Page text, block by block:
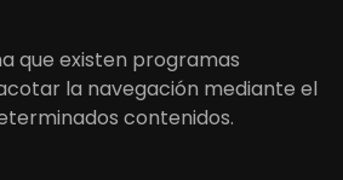
que existen programas
la navegación mediante el
contenidos.